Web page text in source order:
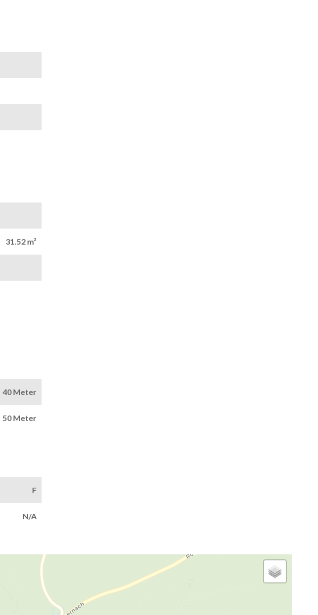
31.52 m²
40 Meter
50 Meter
F
N/A